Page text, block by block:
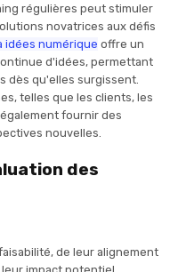
régulières peut stimuler
novatrices aux défis
idées numérique offre un
d'idées, permettant
dès qu'elles surgissent.
telles que les clients, les
fournir des
nouvelles.
des
de leur alignement